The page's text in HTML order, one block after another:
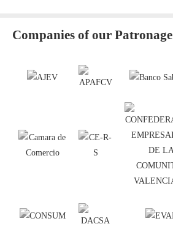
Companies of our Patronage